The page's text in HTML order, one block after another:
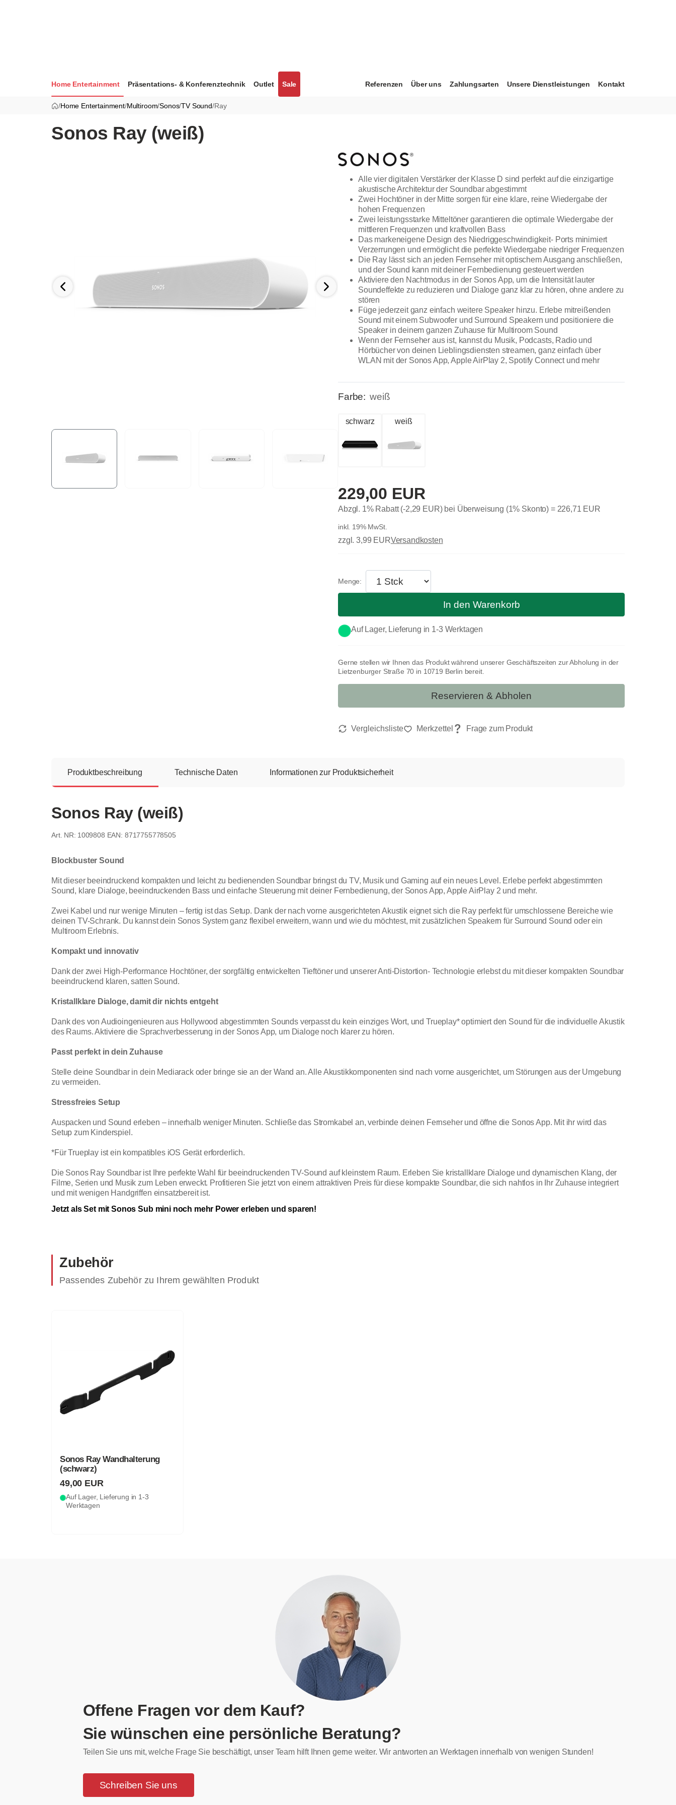
Home Entertainment Präsentations- & Konferenztechnik Outlet Sale Referenzen Über uns Zahlungsarten Unsere Dienstleistungen Kontakt
/Home Entertainment/Multiroom/Sonos/TV Sound/Ray
Sonos Ray (weiß)
Alle vier digitalen Verstärker der Klasse D sind perfekt auf die einzigartige
akustische Architektur der Soundbar abgestimmt
Zwei Hochtöner in der Mitte sorgen für eine klare, reine Wiedergabe der
hohen Frequenzen
Zwei leistungsstarke Mitteltöner garantieren die optimale Wiedergabe der
mittleren Frequenzen und kraftvollen Bass
Das markeneigene Design des Niedriggeschwindigkeit- Ports minimiert
Verzerrungen und ermöglicht die perfekte Wiedergabe niedriger Frequenzen
Die Ray lässt sich an jeden Fernseher mit optischem Ausgang anschließen,
und der Sound kann mit deiner Fernbedienung gesteuert werden
Aktiviere den Nachtmodus in der Sonos App, um die Intensität lauter
Soundeffekte zu reduzieren und Dialoge ganz klar zu hören, ohne andere zu
stören
Füge jederzeit ganz einfach weitere Speaker hinzu. Erlebe mitreißenden
Sound mit einem Subwoofer und Surround Speakern und positioniere die
Speaker in deinem ganzen Zuhause für Multiroom Sound
Wenn der Fernseher aus ist, kannst du Musik, Podcasts, Radio und
Hörbücher von deinen Lieblingsdiensten streamen, ganz einfach über
WLAN mit der Sonos App, Apple AirPlay 2, Spotify Connect und mehr
Farbe: weiß
schwarz weiß
229,00 EUR
Abzgl. 1% Rabatt (-2,29 EUR) bei Überweisung (1% Skonto) = 226,71 EUR
inkl. 19% MwSt.
zzgl. 3,99 EURVersandkosten
Gerne stellen wir Ihnen das Produkt während unserer Geschäftszeiten zur Abholung in der
Lietzenburger Straße 70 in 10719 Berlin bereit.
Reservieren & Abholen
Auf Lager, Lieferung in 1-3 Werktagen
In den Warenkorb
Produktbeschreibung Technische Daten Informationen zur Produktsicherheit
Sonos Ray (weiß)
1009808 EAN: 8717755778505
Blockbuster Sound
Mit dieser beeindruckend kompakten und leicht zu bedienenden Soundbar bringst du TV, Musik und Gaming auf ein neues Level. Erlebe perfekt abgestimmten
Sound, klare Dialoge, beeindruckenden Bass und einfache Steuerung mit deiner Fernbedienung, der Sonos App, Apple AirPlay 2 und mehr.
Zwei Kabel und nur wenige Minuten – fertig ist das Setup. Dank der nach vorne ausgerichteten Akustik eignet sich die Ray perfekt für umschlossene Bereiche wie
deinen TV-Schrank. Du kannst dein Sonos System ganz flexibel erweitern, wann und wie du möchtest, mit zusätzlichen Speakern für Surround Sound oder ein
Multiroom Erlebnis.
Kompakt und innovativ
Dank der zwei High-Performance Hochtöner, der sorgfältig entwickelten Tieftöner und unserer Anti-Distortion- Technologie erlebst du mit dieser kompakten Soundbar
beeindruckend klaren, satten Sound.
Kristallklare Dialoge, damit dir nichts entgeht
Dank des von Audioingenieuren aus Hollywood abgestimmten Sounds verpasst du kein einziges Wort, und Trueplay* optimiert den Sound für die individuelle Akustik
des Raums. Aktiviere die Sprachverbesserung in der Sonos App, um Dialoge noch klarer zu hören.
Passt perfekt in dein Zuhause
Stelle deine Soundbar in dein Mediarack oder bringe sie an der Wand an. Alle Akustikkomponenten sind nach vorne ausgerichtet, um Störungen aus der Umgebung
zu vermeiden.
Stressfreies Setup
Auspacken und Sound erleben – innerhalb weniger Minuten. Schließe das Stromkabel an, verbinde deinen Fernseher und öffne die Sonos App. Mit ihr wird das
Setup zum Kinderspiel.
*Für Trueplay ist ein kompatibles iOS Gerät erforderlich.
Die Sonos Ray Soundbar ist Ihre perfekte Wahl für beeindruckenden TV-Sound auf kleinstem Raum. Erleben Sie kristallklare Dialoge und dynamischen Klang, der
Filme, Serien und Musik zum Leben erweckt. Profitieren Sie jetzt von einem attraktiven Preis für diese kompakte Soundbar, die sich nahtlos in Ihr Zuhause integriert
und mit wenigen Handgriffen einsatzbereit ist.
Jetzt als Set mit Sonos Sub mini noch mehr Power erleben und sparen!
Zubehör
Passendes Zubehör zu Ihrem gewählten Produkt
Sonos Ray Wandhalterung
(schwarz)
49,00 EUR
Auf Lager, Lieferung in 1-3
Werktagen
Offene Fragen vor dem Kauf?
Sie wünschen eine persönliche Beratung?
Teilen Sie uns mit, welche Frage Sie beschäftigt, unser Team hilft Ihnen gerne weiter. Wir antworten an Werktagen innerhalb von wenigen Stunden!
Schreiben Sie uns